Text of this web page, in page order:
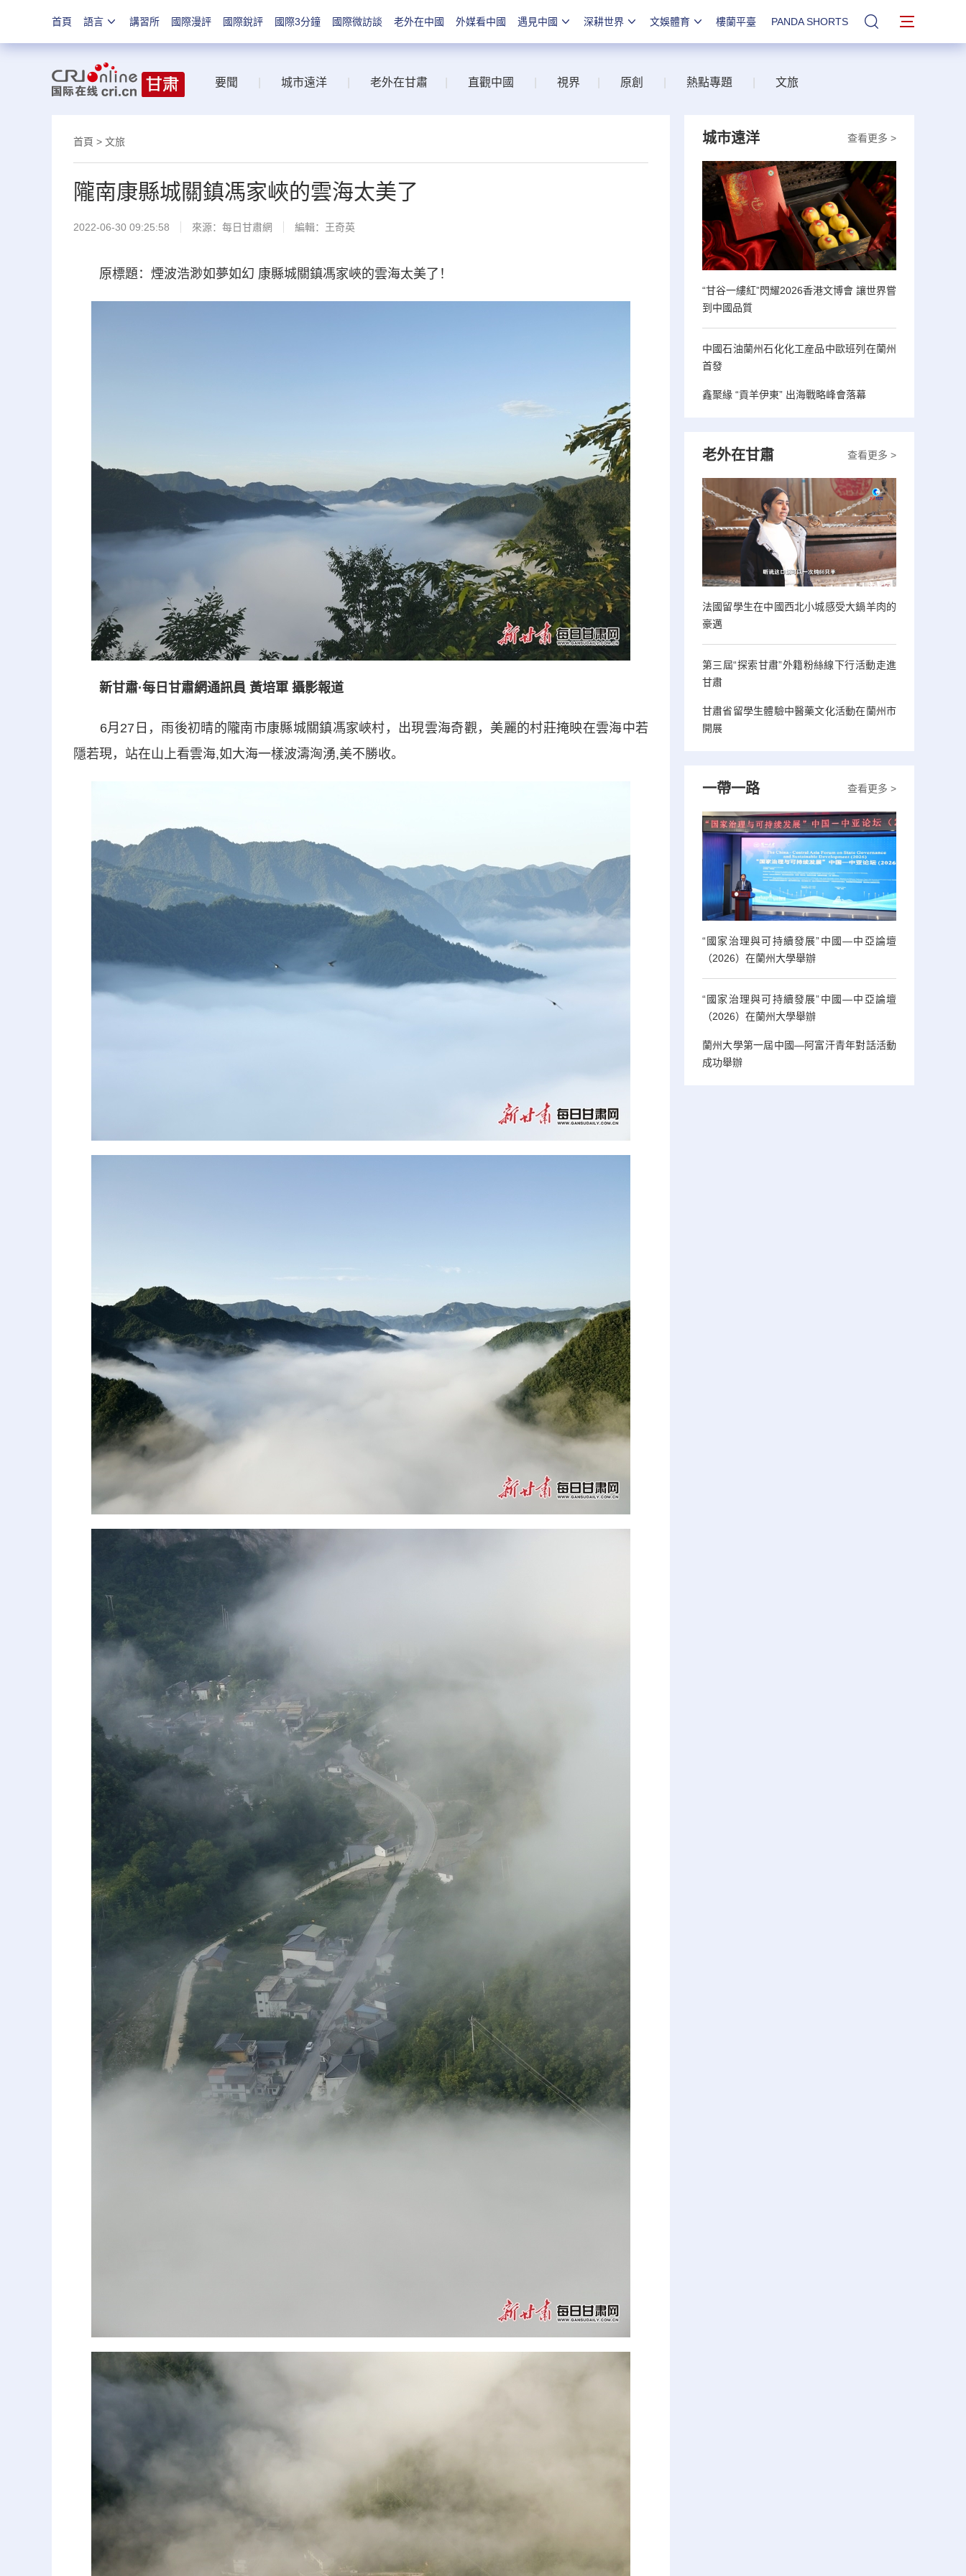
首頁 語言 講習所 國際漫評 國際銳評 國際3分鐘 國際微訪談 老外在中國 外媒看中國 遇見中國 深耕世界 文娛體育 樓蘭平臺 PANDA SHORTS 站內搜索
要聞 城市遠洋 老外在甘肅 直觀中國 視界 原創 熱點專題 文旅
首頁 > 文旅
隴南康縣城關鎮馮家峽的雲海太美了
2022-06-30 09:25:58 來源： 每日甘肅網 編輯：王奇英
原標題：煙波浩渺如夢如幻 康縣城關鎮馮家峽的雲海太美了！
新甘肅·每日甘肅網通訊員 黃培軍 攝影報道
6月27日，雨後初晴的隴南市康縣城關鎮馮家峽村，出現雲海奇觀，美麗的村莊掩映在雲海中若
隱若現，站在山上看雲海,如大海一樣波濤洶湧,美不勝收。
查看更多 >
城市遠洋
“甘谷一縷紅”閃耀2026香港文博會 讓世界嘗
到中國品質
中國石油蘭州石化化工産品中歐班列在蘭州
首發
鑫聚緣 “貢羊伊東” 出海戰略峰會落幕
查看更多 >
老外在甘肅
法國留學生在中國西北小城感受大鍋羊肉的
豪邁
第三屆“探索甘肅”外籍粉絲線下行活動走進
甘肅
甘肅省留學生體驗中醫藥文化活動在蘭州市
開展
查看更多 >
一帶一路
“國家治理與可持續發展”中國—中亞論壇
（2026）在蘭州大學舉辦
“國家治理與可持續發展”中國—中亞論壇
（2026）在蘭州大學舉辦
蘭州大學第一屆中國—阿富汗青年對話活動
成功舉辦